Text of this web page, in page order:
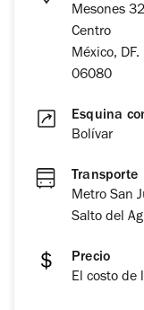
Mesones 32
Centro
México, DF.
06080
Esquina
Bolívar
Transporte
Metro San
Salto del
Precio
El costo de